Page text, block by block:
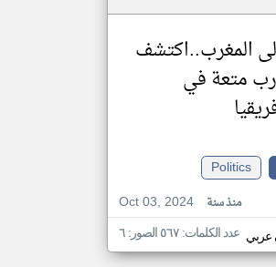
المغرب..اكتشف
متعة في
Politics
Oct 03, 2024
منذ سنة
عربي عدد الكلمات: ٥٦٧ الصور: ٦